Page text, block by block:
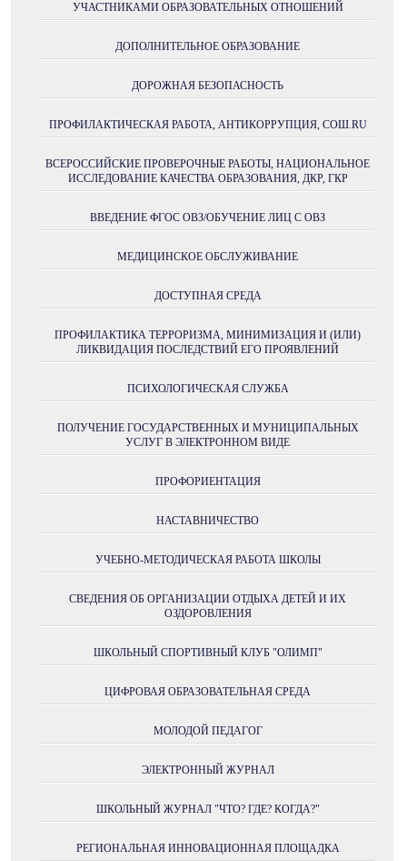
УЧАСТНИКАМИ ОБРАЗОВАТЕЛЬНЫХ ОТНОШЕНИЙ
ДОПОЛНИТЕЛЬНОЕ ОБРАЗОВАНИЕ
ДОРОЖНАЯ БЕЗОПАСНОСТЬ
ПРОФИЛАКТИЧЕСКАЯ РАБОТА, АНТИКОРРУПЦИЯ, СОШ.RU
ВСЕРОССИЙСКИЕ ПРОВЕРОЧНЫЕ РАБОТЫ, НАЦИОНАЛЬНОЕ
ИССЛЕДОВАНИЕ КАЧЕСТВА ОБРАЗОВАНИЯ, ДКР, ГКР
ВВЕДЕНИЕ ФГОС ОВЗ/ОБУЧЕНИЕ ЛИЦ С ОВЗ
МЕДИЦИНСКОЕ ОБСЛУЖИВАНИЕ
ДОСТУПНАЯ СРЕДА
ПРОФИЛАКТИКА ТЕРРОРИЗМА, МИНИМИЗАЦИЯ И (ИЛИ)
ЛИКВИДАЦИЯ ПОСЛЕДСТВИЙ ЕГО ПРОЯВЛЕНИЙ
ПСИХОЛОГИЧЕСКАЯ СЛУЖБА
ПОЛУЧЕНИE ГОСУДАРСТВЕННЫХ И МУНИЦИПАЛЬНЫХ
УСЛУГ В ЭЛЕКТРОННОМ ВИДЕ
ПРОФОРИЕНТАЦИЯ
НАСТАВНИЧЕСТВО
УЧЕБНО-МЕТОДИЧЕСКАЯ РАБОТА ШКОЛЫ
СВЕДЕНИЯ ОБ ОРГАНИЗАЦИИ ОТДЫХА ДЕТЕЙ И ИХ
ОЗДОРОВЛЕНИЯ
ШКОЛЬНЫЙ СПОРТИВНЫЙ КЛУБ "ОЛИМП"
ЦИФРОВАЯ ОБРАЗОВАТЕЛЬНАЯ СРЕДА
МОЛОДОЙ ПЕДАГОГ
ЭЛЕКТРОННЫЙ ЖУРНАЛ
ШКОЛЬНЫЙ ЖУРНАЛ "ЧТО? ГДЕ? КОГДА?"
РЕГИОНАЛЬНАЯ ИННОВАЦИОННАЯ ПЛОЩАДКА